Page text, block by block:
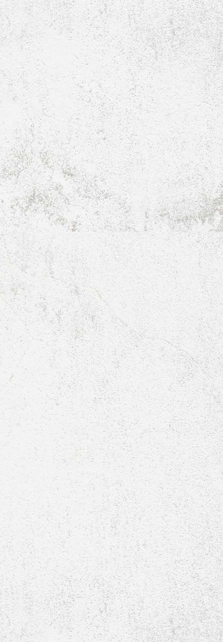
Raumbelegung-Tennis
Raumbelegung-Tischtennis